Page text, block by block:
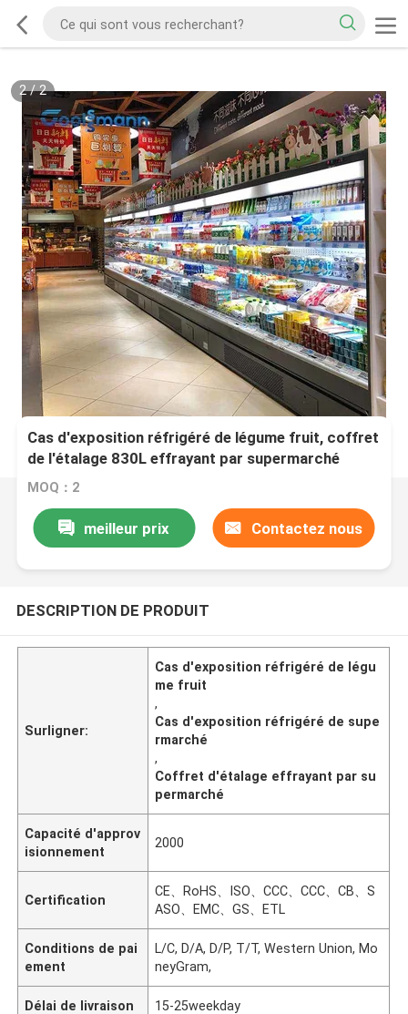
2/2
Cas d'exposition réfrigéré de légume fruit, coffret
de l'étalage 830L effrayant par supermarché
MOQ：2
meilleur prix Contactez nous
DESCRIPTION DE PRODUIT
Surligner:
Cas d'exposition réfrigéré de légu
me fruit
,
Cas d'exposition réfrigéré de supe
rmarché
,
Coffret d'étalage effrayant par su
permarché
Capacité d'approv
isionnement
2000
Certification
CE、RoHS、ISO、CCC、CCC、CB、S
ASO、EMC、GS、ETL
Conditions de pai
ement
L/C, D/A, D/P, T/T, Western Union, Mo
neyGram,
Délai de livraison 15-25weekday